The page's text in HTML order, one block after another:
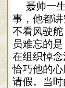
聂帅一
事，他都
不看风驶
员难忘的
在组织悼
恰巧他的
请假。当